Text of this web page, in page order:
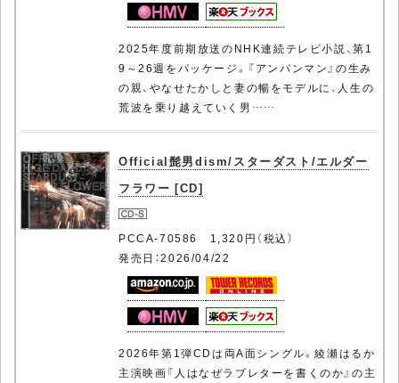
2025年度前期放送のNHK連続テレビ小説、第1
9～26週をパッケージ。『アンパンマン』の生み
の親、やなせたかしと妻の暢をモデルに、人生の
荒波を乗り越えていく男……
Official髭男dism/スターダスト/エルダー
フラワー [CD]
PCCA-70586 1,320円（税込）
発売日：2026/04/22
2026年第1弾CDは両A面シングル。綾瀬はるか
主演映画『人はなぜラブレターを書くのか』の主